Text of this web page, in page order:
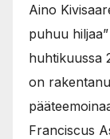
Aino
puhuu
huhtikuussa
on
Franciscus